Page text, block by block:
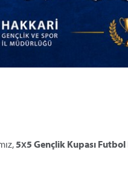
5x5 Gençlik Kupası